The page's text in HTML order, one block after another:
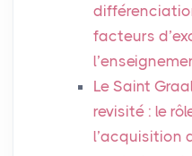
facteurs
Le Saint
revisité : le
l’acquisition